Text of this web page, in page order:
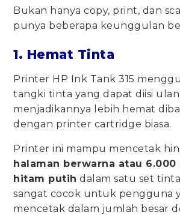
Bukan hanya copy, print, dan
punya beberapa keunggulan
1. Hemat Tinta
Printer HP Ink Tank 315
tangki tinta yang dapat diisi
menjadikannya lebih hemat
dengan printer cartridge biasa.
Printer ini mampu mencetak
halaman berwarna atau 6.000
hitam putih dalam satu set
sangat cocok untuk pengguna
mencetak dalam jumlah besar